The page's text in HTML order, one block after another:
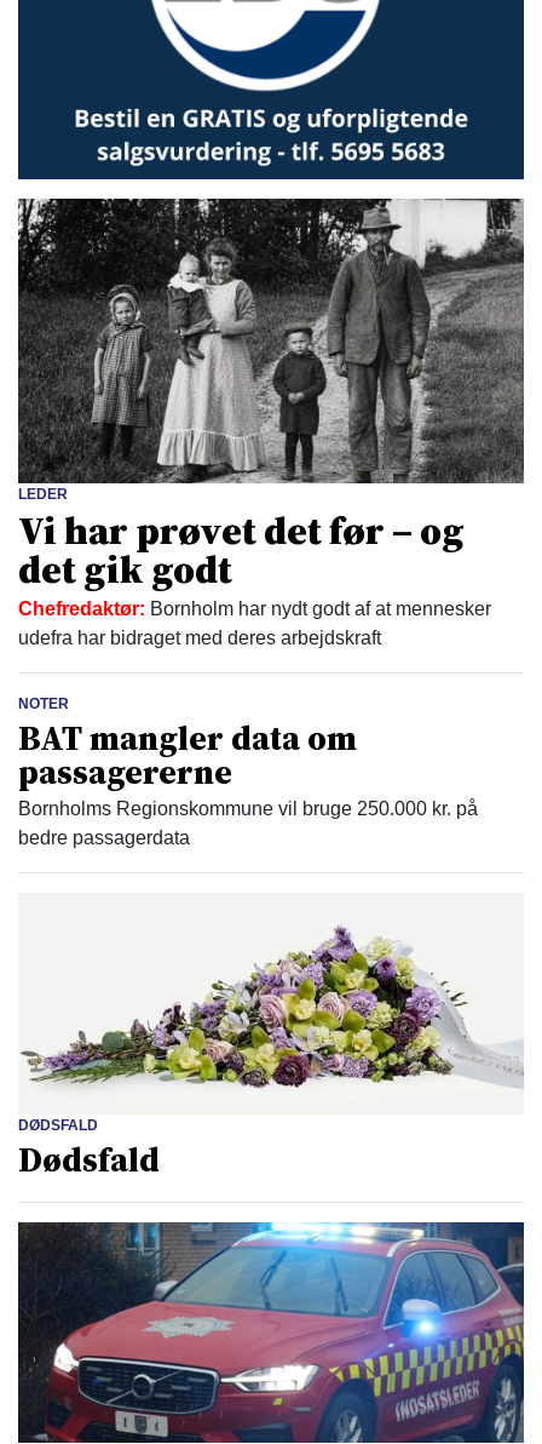
LEDER
Vi har prøvet det før – og
det gik godt
Chefredaktør: Bornholm har nydt godt af at mennesker
udefra har bidraget med deres arbejdskraft
NOTER
BAT mangler data om
passagererne
Bornholms Regionskommune vil bruge 250.000 kr. på
bedre passagerdata
DØDSFALD
Dødsfald